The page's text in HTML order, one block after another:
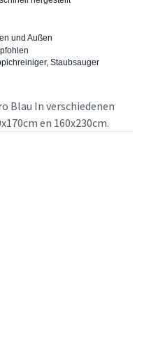
und Außen
Staubsauger
Blau In verschiedenen
en 160x230cm.